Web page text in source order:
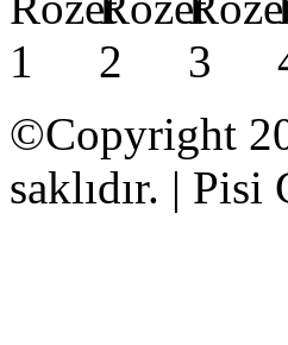
©Copyright
saklıdır. |